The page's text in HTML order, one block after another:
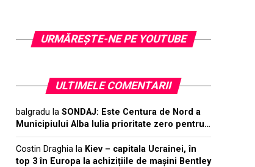
URMĂREŞTE-NE PE YOUTUBE
ULTIMELE COMENTARII
balgradu la SONDAJ: Este Centura de Nord a
Municipiului Alba Iulia prioritate zero pentru…
Costin Draghia la Kiev – capitala Ucrainei, în
top 3 în Europa la achizițiile de mașini Bentley